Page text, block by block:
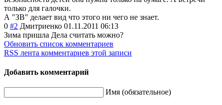
только для галочки.
А "ЗВ" делает вид что этого ни чего не знает.
0 #2 Дмитриенко 01.11.2011 06:13
Зима пришла Дела считать можно?
Обновить список комментариев
RSS лента комментариев этой записи
Добавить комментарий
Имя (обязательное)